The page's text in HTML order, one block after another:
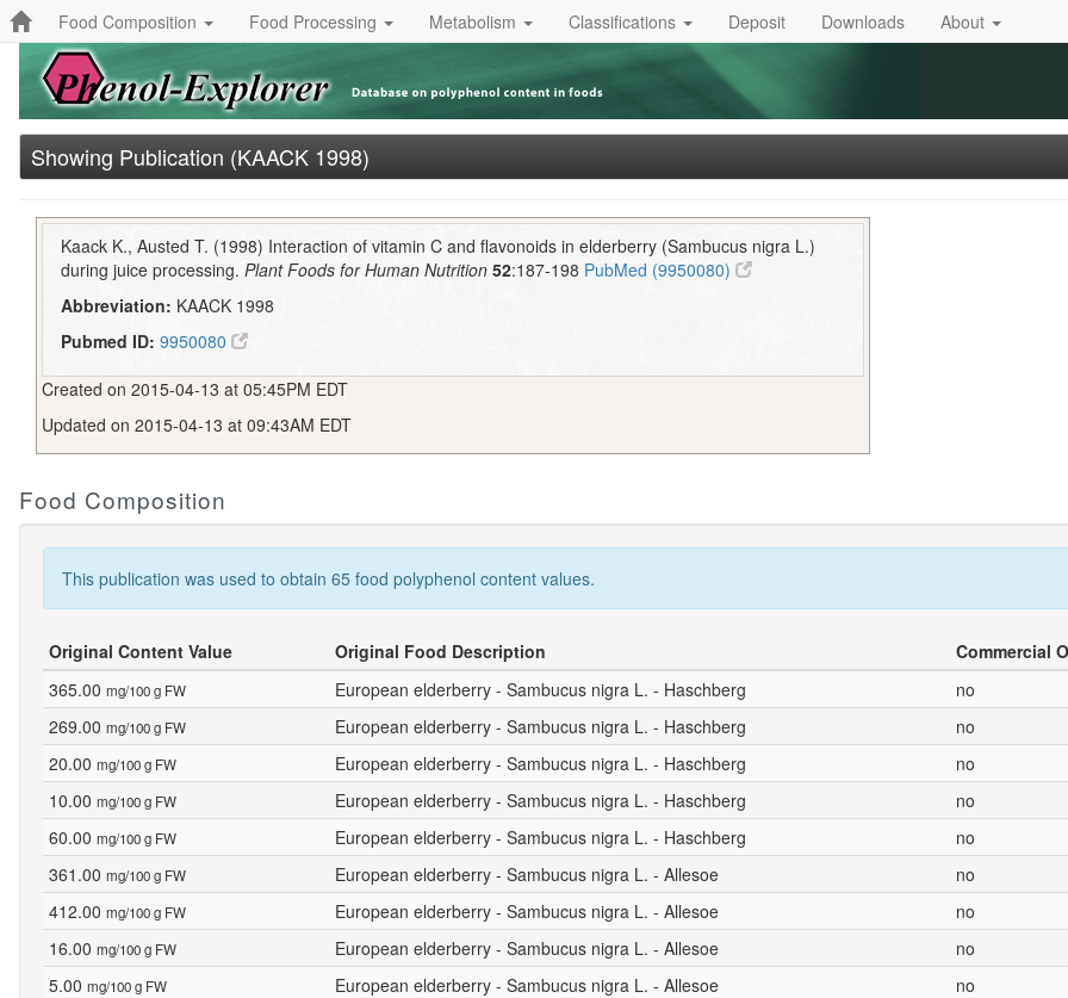
Food Composition Food Processing Metabolism Classifications Deposit Downloads About
Showing Publication (KAACK 1998)
Kaack K., Austed T. (1998) Interaction of vitamin C and flavonoids in elderberry (Sambucus nigra L.)
during juice processing.Plant Foods for Human Nutrition 52:187-198 PubMed (9950080)
Abbreviation: KAACK 1998
Pubmed ID: 9950080
Created on 2015-04-13 at 05:45PM EDT
Updated on 2015-04-13 at 09:43AM EDT
Food Composition
This publication was used to obtain 65 food polyphenol content values.
Original Content Value Original Food Description Commercial
365.00 mg/100 g FW European elderberry - Sambucus nigra L. - Haschberg no
269.00 mg/100 g FW European elderberry - Sambucus nigra L. - Haschberg no
20.00 mg/100 g FW European elderberry - Sambucus nigra L. - Haschberg no
10.00 mg/100 g FW European elderberry - Sambucus nigra L. - Haschberg no
60.00 mg/100 g FW European elderberry - Sambucus nigra L. - Haschberg no
361.00 mg/100 g FW European elderberry - Sambucus nigra L. - Allesoe no
412.00 mg/100 g FW European elderberry - Sambucus nigra L. - Allesoe no
16.00 mg/100 g FW European elderberry - Sambucus nigra L. - Allesoe no
5.00 mg/100 g FW European elderberry - Sambucus nigra L. - Allesoe no